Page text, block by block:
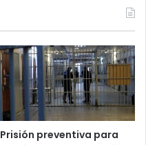
Prisión preventiva para